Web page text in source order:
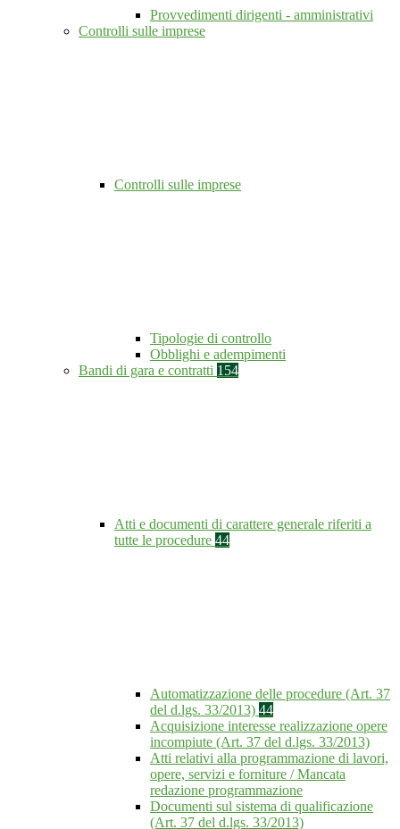
Provvedimenti dirigenti - amministrativi
Controlli sulle imprese
Controlli sulle imprese
Tipologie di controllo
Obblighi e adempimenti
Bandi di gara e contratti 154
Atti e documenti di carattere generale riferiti a
tutte le procedure 44
Automatizzazione delle procedure (Art. 37
del d.lgs. 33/2013) 44
Acquisizione interesse realizzazione opere
incompiute (Art. 37 del d.lgs. 33/2013)
Atti relativi alla programmazione di lavori,
opere, servizi e forniture / Mancata
redazione programmazione
Documenti sul sistema di qualificazione
(Art. 37 del d.lgs. 33/2013)